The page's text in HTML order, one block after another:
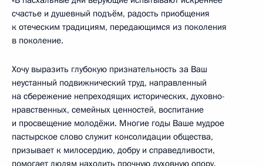
счастье и душевный подъём, радость приобщения
к отеческим традициям, передающимся из поколения
в поколение.
Хочу выразить глубокую признательность за Ваш
неустанный подвижнический труд, направленный
на сбережение непреходящих исторических, духовно-
нравственных, семейных ценностей, воспитание
и просвещение молодёжи. Многие годы Ваше мудрое
пастырское слово служит консолидации общества,
призывает к милосердию, добру и справедливости,
помогает людям находить прочную духовную опору.